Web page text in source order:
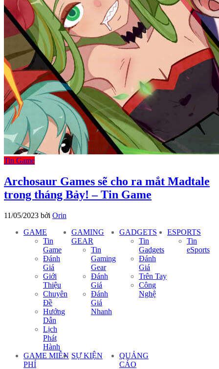
Tin Game
Archosaur Games sẽ cho ra mắt Madtale
trong tháng Bảy! – Tin Game
11/05/2023 bởi Orin
GAME
Tin
Game
Đánh
Giá
Giới
Thiệu
Chuyên
Đề
Hướng
Dẫn
Lịch
Phát
Hành
GAMING
GEAR
Tin
Gaming
Gear
Đánh
Giá
Đánh
Giá
Nhanh
GADGETS
Tin
Gadgets
Đánh
Giá
Trên Tay
Công
Nghệ
ESPORTS
Tin
eSports
GAME MIỄN
PHÍ
SỰ KIỆN
QUẢNG
CÁO